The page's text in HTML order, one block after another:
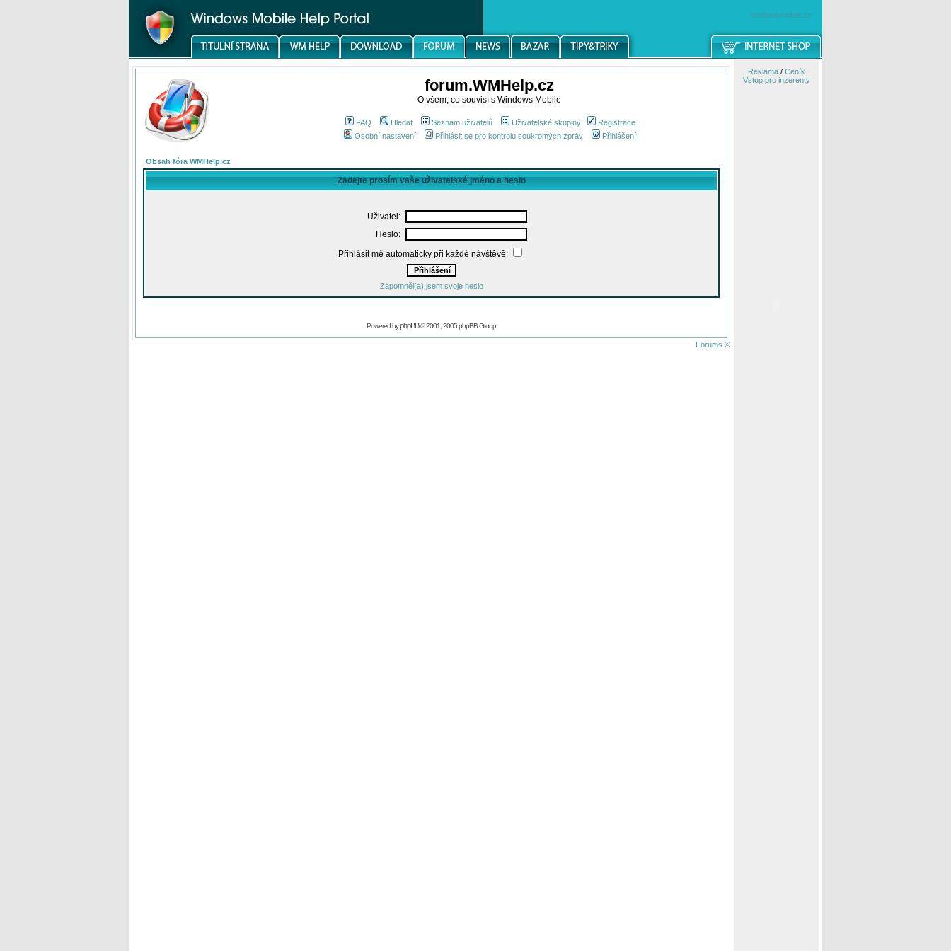
windowsmobile.cz
forum.WMHelp.cz
O všem, co souvisí s Windows Mobile
FAQ Hledat Seznam uživatelů Uživatelské skupiny
Registrace
Osobní nastavení
Přihlásit se pro kontrolu soukromých zpráv Přihlášení
Obsah fóra WMHelp.cz
Zadejte prosím vaše uživatelské jméno a heslo
Uživatel:
Heslo:
Přihlásit mě automaticky při každé návštěvě:
Zapomněl(a) jsem svoje heslo
Powered byphpBB© 2001, 2005 phpBB Group
Forums ©
Reklama/ Ceník
Vstup pro inzerenty